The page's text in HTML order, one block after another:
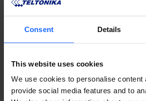
Consent Details
This website uses cookies
We use cookies to personalise content
provide social media features and to
REMOTE